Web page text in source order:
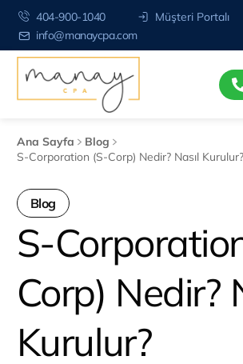
404-900-1040
info@manaycpa.com
Müşteri Portalı
Ana Sayfa
Blog
S-Corporation (S-Corp) Nedir? Nasıl Kurulur?
Blog
S-
Corp) Nedir?
Kurulur?